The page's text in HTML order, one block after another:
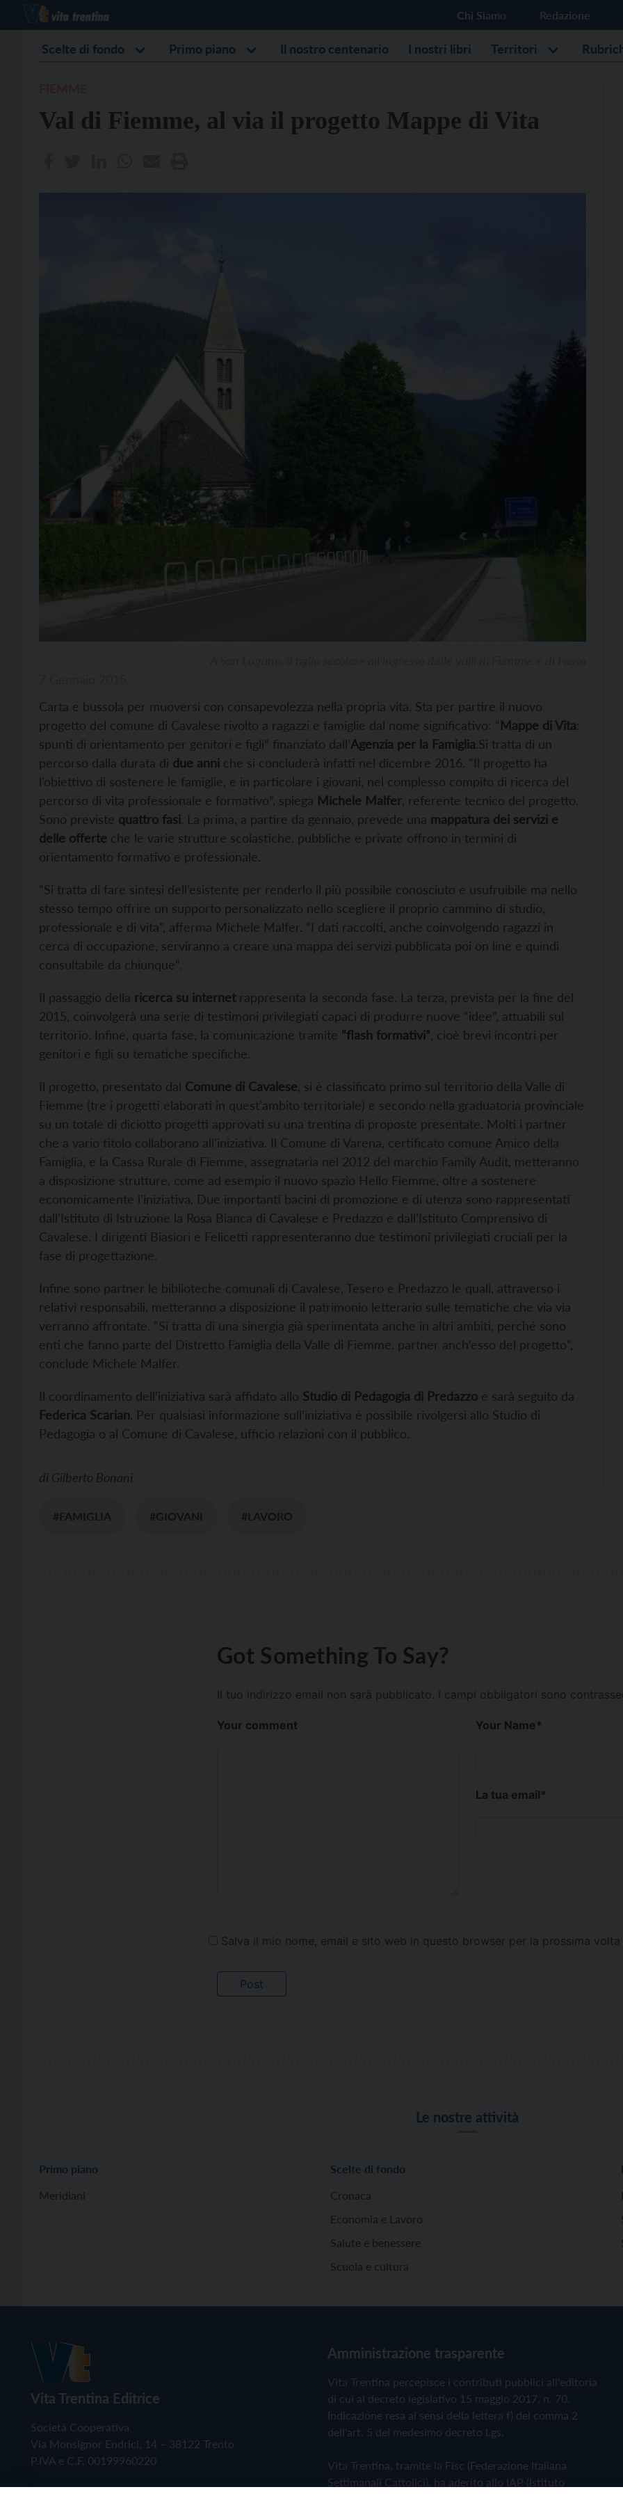
Chi Siamo Redazione
Scelte di fondo Primo piano Il nostro centenario I nostri libri Territori
Val di Fiemme, al via il progetto Mappe di Vita
Carta e bussola per muoversi con consapevolezza nella propria vita. Sta per partire il nuovo
progetto del comune di Cavalese rivolto a ragazzi e famiglie dal nome significativo: “Mappe di Vita:
spunti di orientamento per genitori e figli” finanziato dall’Agenzia per la Famiglia.Si tratta di un
percorso dalla durata di due anni che si concluderà infatti nel dicembre 2016. “Il progetto ha
l’obiettivo di sostenere le famiglie, e in particolare i giovani, nel complesso compito di ricerca del
percorso di vita professionale e formativo”, spiega Michele Malfer , referente tecnico del progetto.
Sono previste quattro fasi. La prima, a partire da gennaio, prevede una mappatura dei servizi e
delle offerte che le varie strutture scolastiche, pubbliche e private offrono in termini di
orientamento formativo e professionale.
“Si tratta di fare sintesi dell’esistente per renderlo il più possibile conosciuto e usufruibile ma nello
stesso tempo offrire un supporto personalizzato nello scegliere il proprio cammino di studio,
professionale e di vita”, afferma Michele Malfer. “I dati raccolti, anche coinvolgendo ragazzi in
cerca di occupazione, serviranno a creare una mappa dei servizi pubblicata poi on line e quindi
consultabile da chiunque”.
Il passaggio della ricerca su internetrappresenta la seconda fase. La terza, prevista per la fine del
2015, coinvolgerà una serie di testimoni privilegiati capaci di produrre nuove “idee”, attuabili sul
territorio. Infine, quarta fase, la comunicazione tramite “flash formativi” , cioè brevi incontri per
genitori e figli su tematiche specifiche.
Il progetto, presentato dal Comune di Cavalese , si è classificato primo sul territorio della Valle di
Fiemme (tre i progetti elaborati in quest’ambito territoriale) e secondo nella graduatoria provinciale
su un totale di diciotto progetti approvati su una trentina di proposte presentate. Molti i partner
che a vario titolo collaborano all’iniziativa. Il Comune di Varena, certificato comune Amico della
Famiglia, e la Cassa Rurale di Fiemme, assegnataria nel 2012 del marchio Family Audit, metteranno
a disposizione strutture, come ad esempio il nuovo spazio Hello Fiemme, oltre a sostenere
economicamente l’iniziativa. Due importanti bacini di promozione e di utenza sono rappresentati
dall’Istituto di Istruzione la Rosa Bianca di Cavalese e Predazzo e dall’Istituto Comprensivo di
Cavalese. I dirigenti Biasiori e Felicetti rappresenteranno due testimoni privilegiati cruciali per la
fase di progettazione.
Infine sono partner le biblioteche comunali di Cavalese, Tesero e Predazzo le quali, attraverso i
relativi responsabili, metteranno a disposizione il patrimonio letterario sulle tematiche che via via
verranno affrontate. “Si tratta di una sinergia già sperimentata anche in altri ambiti, perché sono
enti che fanno parte del Distretto Famiglia della Valle di Fiemme, partner anch’esso del progetto”,
conclude Michele Malfer.
Il coordinamento dell’iniziativa sarà affidato allo Studio di Pedagogia di Predazzo e sarà seguito da
Federica Scarian. Per qualsiasi informazione sull’iniziativa è possibile rivolgersi allo Studio di
Pedagogia o al Comune di Cavalese, ufficio relazioni con il pubblico.
di Gilberto Bonani
#FAMIGLIA #GIOVANI #LAVORO
Got Something To Say?
Il tuo indirizzo email non sarà pubblicato. I campi obbligatori sono
Your comment Your Name*
La tua email*
Salva il mio nome, email e sito web in questo browser per la prossima
Le nostre attività
Primo piano
Meridiani
Scelte di fondo
Cronaca
Economia e Lavoro
Salute e benessere
Scuola e cultura
Vita Trentina Editrice
Società Cooperativa
Via Monsignor Endrici, 14 – 38122 Trento
P.IVA e C.F. 00199960220
Amministrazione trasparente
Vita Trentina percepisce i contributi pubblici all'editoria
di cui al decreto legislativo 15 maggio 2017, n. 70.
Indicazione resa ai sensi della lettera f) del comma 2
dell'art. 5 del medesimo decreto Lgs.
Vita Trentina, tramite la Fisc (Federazione Italiana
Settimanali Cattolici), ha aderito allo IAP (Istituto